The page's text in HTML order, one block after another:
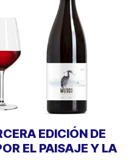
EDICIÓN DE
EL PAISAJE Y LA